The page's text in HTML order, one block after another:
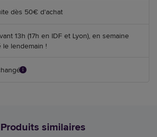
dès 50€ d'achat
13h (17h en IDF et Lyon), en semaine
lendemain !
Produits similaires